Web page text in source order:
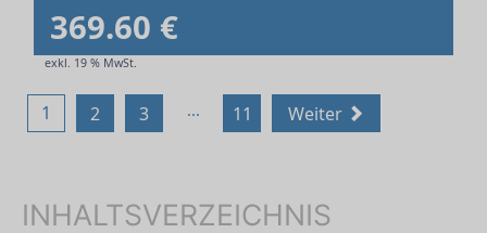
369.60 €
exkl. 19 % MwSt.
1 2 3 ... 11 Weiter
INHALTSVERZEICHNIS